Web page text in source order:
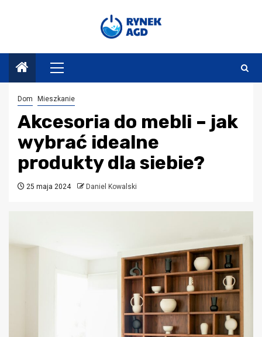
Menu
główne
Dom Mieszkanie
Akcesoria do mebli – jak
wybrać idealne
produkty dla siebie?
25 maja 2024 Daniel Kowalski